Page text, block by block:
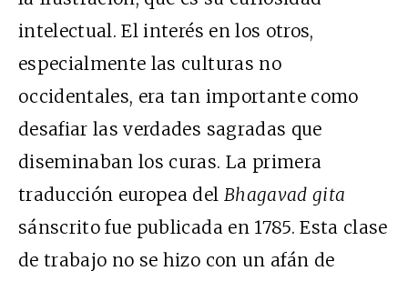
intelectual. El interés en los otros,
especialmente las culturas no
occidentales, era tan importante como
desafiar las verdades sagradas que
diseminaban los curas. La primera
traducción europea del Bhagavad gita
sánscrito fue publicada en 1785. Esta clase
de trabajo no se hizo con un afán de